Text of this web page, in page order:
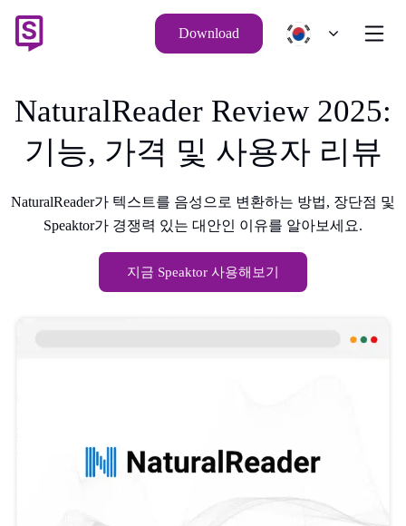
Download
NaturalReader Review 2025:
기능, 가격 및 사용자 리뷰
NaturalReader가 텍스트를 음성으로 변환하는 방법, 장단점 및
Speaktor가 경쟁력 있는 대안인 이유를 알아보세요.
지금 Speaktor 사용해보기